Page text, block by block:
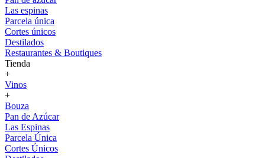
Las espinas
Parcela única
Cortes únicos
Destilados
Restaurantes & Boutiques
Tienda
+
Vinos
+
Bouza
Pan de Azúcar
Las Espinas
Parcela Única
Cortes Únicos